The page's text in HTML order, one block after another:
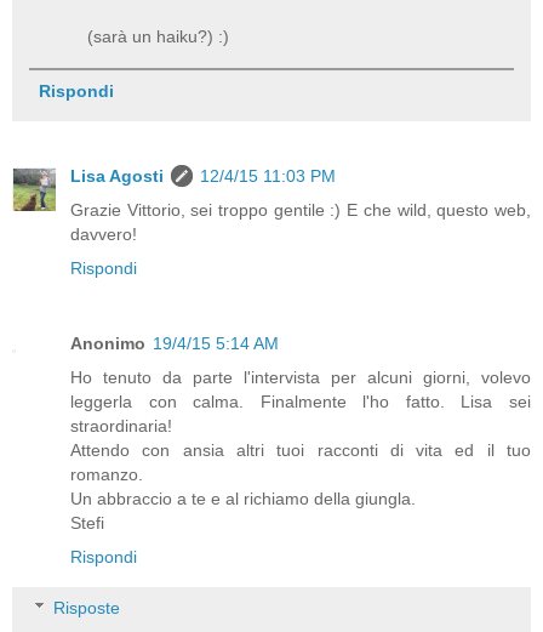
(sarà un haiku?) :)
Rispondi
Lisa Agosti
12/4/15 11:03 PM
Grazie Vittorio, sei troppo gentile :) E che wild, questo web,
davvero!
Rispondi
Anonimo 19/4/15 5:14 AM
Ho tenuto da parte l'intervista per alcuni giorni, volevo
leggerla con calma. Finalmente l'ho fatto. Lisa sei
straordinaria!
Attendo con ansia altri tuoi racconti di vita ed il tuo
romanzo.
Un abbraccio a te e al richiamo della giungla.
Stefi
Rispondi
Risposte